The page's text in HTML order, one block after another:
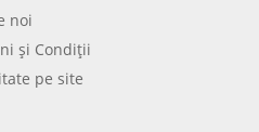
noi
şi Condiţii
pe site